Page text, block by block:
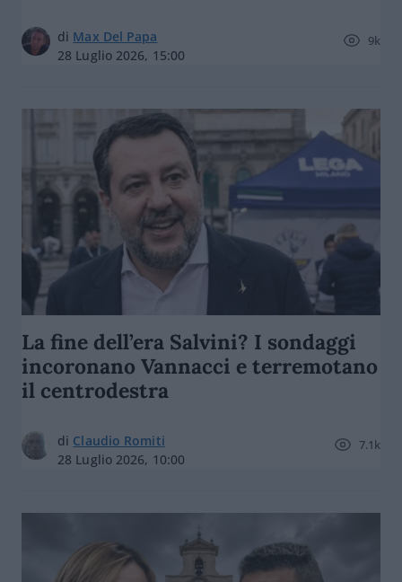
di Max Del Papa
28 Luglio 2026, 15:00
9k
La fine dell’era Salvini? I sondaggi
incoronano Vannacci e terremotano
il centrodestra
di Claudio Romiti
28 Luglio 2026, 10:00
7.1k